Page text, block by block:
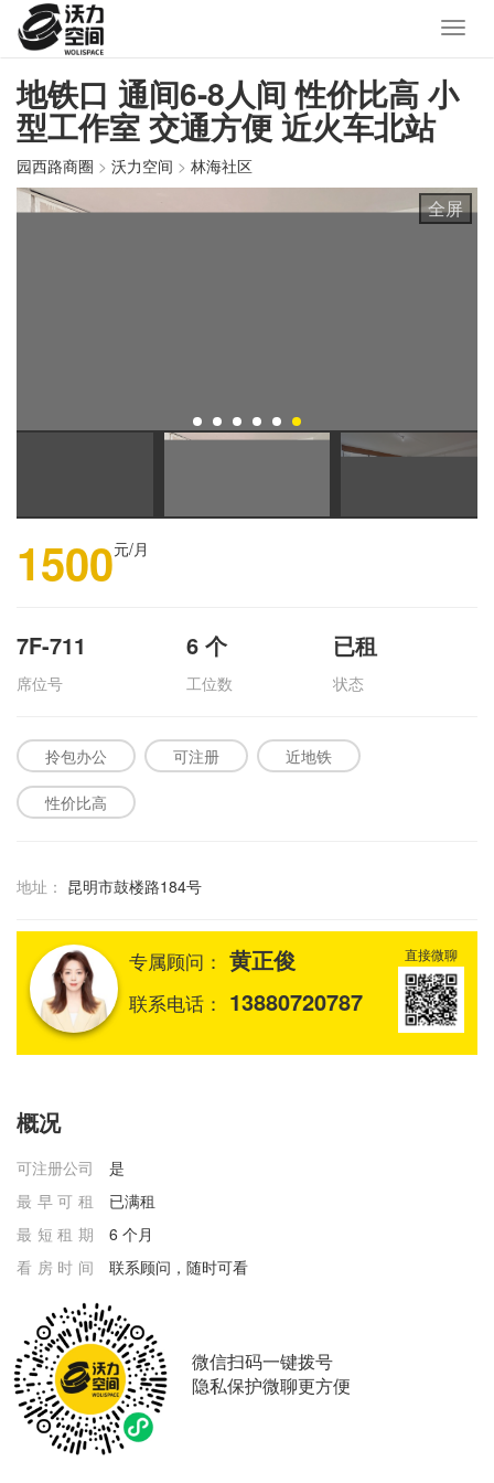
地铁口 通间6-8人间 性价比高 小
型工作室 交通方便 近火车北站
园西路商圈 > 沃力空间 > 林海社区
全屏
1500元/月
7F-711
席位号
6 个
工位数
已租
状态
拎包办公 可注册 近地铁
性价比高
地址： 昆明市鼓楼路184号
专属顾问： 黄正俊
联系电话： 13880720787
直接微聊
概况
可注册公司
是
最早可租
已满租
最短租期
6 个月
看房时间
联系顾问，随时可看
微信扫码一键拨号
隐私保护微聊更方便